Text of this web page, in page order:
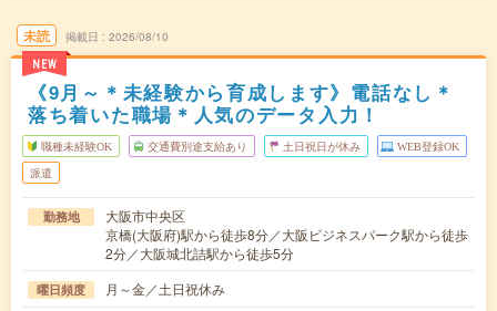
未読
NEW
掲載日 2026/08/10
《9月～＊未経験から育成します》電話なし＊
落ち着いた職場＊人気のデータ入力！
職種未経験OK 交通費別途支給あり 土日祝日が休み WEB登録OK
派遣
勤務地
大阪市中央区
京橋(大阪府)駅から徒歩8分／大阪ビジネスパーク駅から徒歩
2分／大阪城北詰駅から徒歩5分
曜日頻度 月～金／土日祝休み